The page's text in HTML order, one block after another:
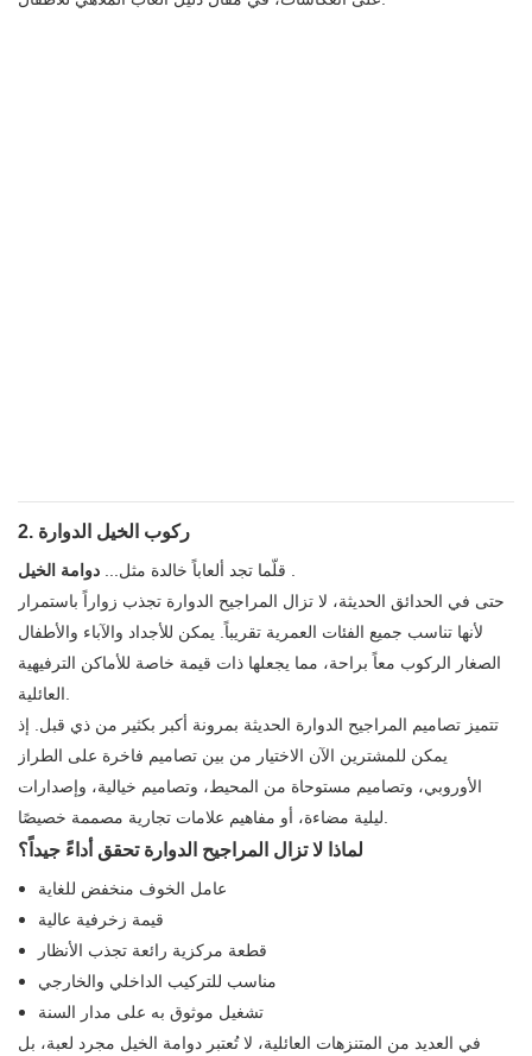
2. ركوب الخيل الدوارة
قلّما تجد ألعاباً خالدة مثل... دوامة الخيل
.
حتى في الحدائق الحديثة، لا تزال المراجيح الدوارة تجذب زواراً باستمرار
لأنها تناسب جميع الفئات العمرية تقريباً. يمكن للأجداد والآباء والأطفال
الصغار الركوب معاً براحة، مما يجعلها ذات قيمة خاصة للأماكن الترفيهية
العائلية.
تتميز تصاميم المراجيح الدوارة الحديثة بمرونة أكبر بكثير من ذي قبل. إذ
يمكن للمشترين الآن الاختيار من بين تصاميم فاخرة على الطراز
الأوروبي، وتصاميم مستوحاة من المحيط، وتصاميم خيالية، وإصدارات
ليلية مضاءة، أو مفاهيم علامات تجارية مصممة خصيصًا.
لماذا لا تزال المراجيح الدوارة تحقق أداءً جيداً؟
عامل الخوف منخفض للغاية
قيمة زخرفية عالية
قطعة مركزية رائعة تجذب الأنظار
مناسب للتركيب الداخلي والخارجي
تشغيل موثوق به على مدار السنة
في العديد من المتنزهات العائلية، لا تُعتبر دوامة الخيل مجرد لعبة، بل